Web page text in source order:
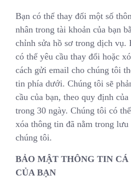
Bạn có thể thay đổi một số
nhân trong tài khoản của bạn
chỉnh sửa hồ sơ trong dịch vụ.
có thể yêu cầu thay đổi hoặc
cách gửi email cho chúng tôi
tin phía dưới. Chúng tôi sẽ
cầu của bạn, theo quy định của
trong 30 ngày. Chúng tôi có
xóa thông tin đã nằm trong lưu
chúng tôi.
BẢO MẬT THÔNG TIN CÁ
CỦA BẠN